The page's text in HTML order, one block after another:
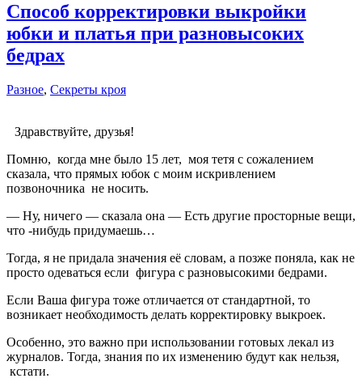
и
нижними
швами»
Способ корректировки выкройки
юбки и платья при разновысоких
бедрах
Разное, Секреты кроя
Здравствуйте, друзья!
Помню, когда мне было 15 лет, моя тетя с сожалением
сказала, что прямых юбок с моим искривлением
позвоночника не носить.
— Ну, ничего — сказала она — Есть другие просторные вещи,
что -нибудь придумаешь…
Тогда, я не придала значения её словам, а позже поняла, как не
просто одеваться если фигура с разновысокими бедрами.
Если Ваша фигура тоже отличается от стандартной, то
возникает необходимость делать корректировку выкроек.
Особенно, это важно при использовании готовых лекал из
журналов. Тогда, знания по их изменению будут как нельзя,
кстати.